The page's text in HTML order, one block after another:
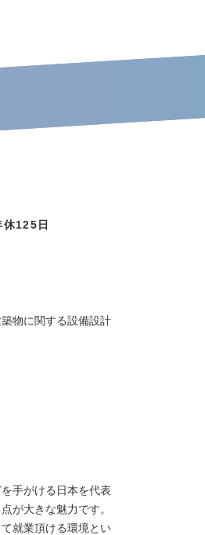
125日
物に関する設備設計
手がける日本を代表
が大きな魅力です。
就業頂ける環境とい